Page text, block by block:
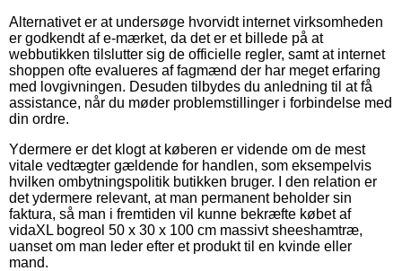
Alternativet er at undersøge hvorvidt internet virksomheden
er godkendt af e-mærket, da det er et billede på at
webbutikken tilslutter sig de officielle regler, samt at internet
shoppen ofte evalueres af fagmænd der har meget erfaring
med lovgivningen. Desuden tilbydes du anledning til at få
assistance, når du møder problemstillinger i forbindelse med
din ordre.
Ydermere er det klogt at køberen er vidende om de mest
vitale vedtægter gældende for handlen, som eksempelvis
hvilken ombytningspolitik butikken bruger. I den relation er
det ydermere relevant, at man permanent beholder sin
faktura, så man i fremtiden vil kunne bekræfte købet af
vidaXL bogreol 50 x 30 x 100 cm massivt sheeshamtræ,
uanset om man leder efter et produkt til en kvinde eller
mand.